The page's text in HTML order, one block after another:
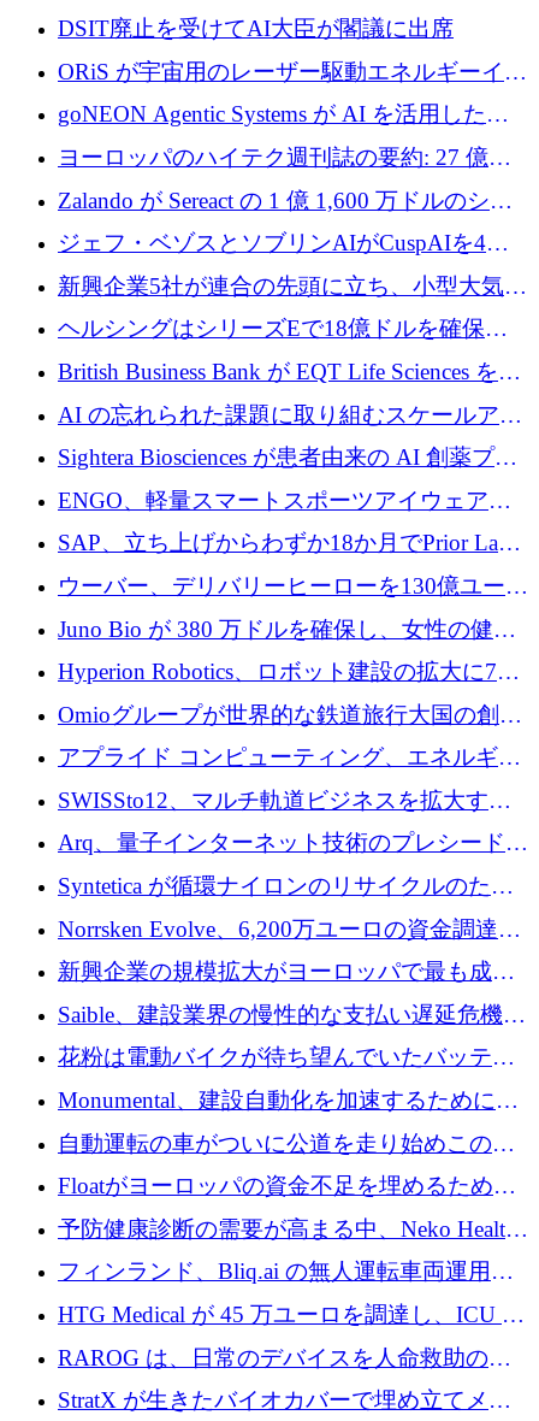
製ブレード工場の建設にEU補助金4,800万ユ
ーロを確保
DSIT廃止を受けてAI大臣が閣議に出席
ORiS が宇宙用のレーザー駆動エネルギーイン
フラの構築に 500 万ユーロを調達
goNEON Agentic Systems が AI を活用したイ
ンフラ計画を加速するために 16 万ユーロを確
ヨーロッパのハイテク週刊誌の要約: 27 億ユ
ーロを超える 60 以上のハイテク資金調達取引
Zalando が Sereact の 1 億 1,600 万ドルのシリ
ーズ B に参加し、AI を活用した倉庫自動化を
ジェフ・ベゾスとソブリンAIがCuspAIを4億
5,000万ドルの資金調達で支援
新興企業5社が連合の先頭に立ち、小型大気質
センサーをEUのクリーンエア政策の中心に据
ヘルシングはシリーズEで18億ドルを確保、
ウーバーはデリバリー・ヒーローを130億ユー
ロの契約で買収、レボルトは2027年に米国の
銀行を立ち上げる
British Business Bank が EQT Life Sciences を
2,500 万ユーロのコミットメントで支援
AI の忘れられた課題に取り組むスケールアッ
プを実現: カメラロール
Sightera Biosciences が患者由来の AI 創薬プラ
ットフォームを拡大するために 300 万ユーロ
のプレシードをクローズ
ENGO、軽量スマートスポーツアイウェアの
進歩のために510万ユーロを調達
SAP、立ち上げからわずか18か月でPrior Labs
を10億ユーロ以上の契約で買収
ウーバー、デリバリーヒーローを130億ユーロ
の契約で買収、99か国にまたがるプラットフ
ォームを構築
Juno Bio が 380 万ドルを確保し、女性の健康
専用の初のシーケンスラボを開設
Hyperion Robotics、ロボット建設の拡大に740
万ドルを確保
Omioグループが世界的な鉄道旅行大国の創設
を目指してRail Europeを買収
アプライド コンピューティング、エネルギー
向け基盤 AI の拡張に 2,000 万ドルを調達
SWISSto12、マルチ軌道ビジネスを拡大する
ためにシリーズCで7,000万ドルを調達
Arq、量子インターネット技術のプレシードと
して140万ドルを確保
Syntetica が循環ナイロンのリサイクルのため
にシリーズ A で 3,000 万ドルを調達
Norrsken Evolve、6,200万ユーロの資金調達
後、アムステルダムに根を張る
新興企業の規模拡大がヨーロッパで最も成功
した創業者を生み出す、アントラー氏が発見
Saible、建設業界の慢性的な支払い遅延危機に
対処するために 290 万ポンドを調達
花粉は電動バイクが待ち望んでいたバッテリ
ー交換ネットワークを構築している
Monumental、建設自動化を加速するためにシ
リーズ B で 3,200 万ドルを確保
自動運転の車がついに公道を走り始めこの国
が世界をリードしようとしている
Floatがヨーロッパの資金不足を埋めるために
シリーズAで450万ユーロを調達
予防健康診断の需要が高まる中、Neko Health
が 7 億ドルを調達
フィンランド、Bliq.ai の無人運転車両運用を
認可
HTG Medical が 45 万ユーロを調達し、ICU の
尿モニタリングを自動化するための MDR 認
証を獲得
RAROG は、日常のデバイスを人命救助の救
助ビーコンに変えるために 16 万 2,000 ユーロ
StratX が生きたバイオカバーで埋め立てメタ